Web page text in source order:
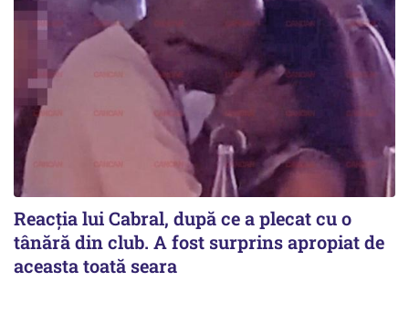
Reacția lui Cabral, după ce a plecat cu o
tânără din club. A fost surprins apropiat de
aceasta toată seara